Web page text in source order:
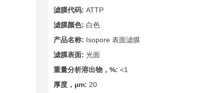
滤膜代码: ATTP
滤膜颜色: 白色
产品名称: Isopore 表面滤膜
滤膜表面: 光面
重量分析溶出物，%: <1
厚度，µm: 20